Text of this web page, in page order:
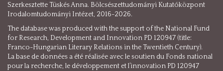
Szerkesztette Tüskés Anna. Bölcsészettudományi Kutatóközpont
Irodalomtudományi Intézet, 2016-2026.
The database was produced with the support of the National Fund
for Research, Development and Innovation PD 120947 (title:
Franco-Hungarian Literary Relations in the Twentieth Century).
La base de données a été réalisée avec le soutien du Fonds national
pour la recherche, le développement et l’innovation PD 120947